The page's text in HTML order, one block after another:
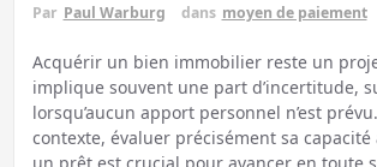
Par Paul Warburg dans moyen de paiement
Acquérir un bien immobilier reste un
implique souvent une part d’incertitude,
lorsqu’aucun apport personnel n’est
contexte, évaluer précisément sa
un prêt est crucial pour avancer en toute